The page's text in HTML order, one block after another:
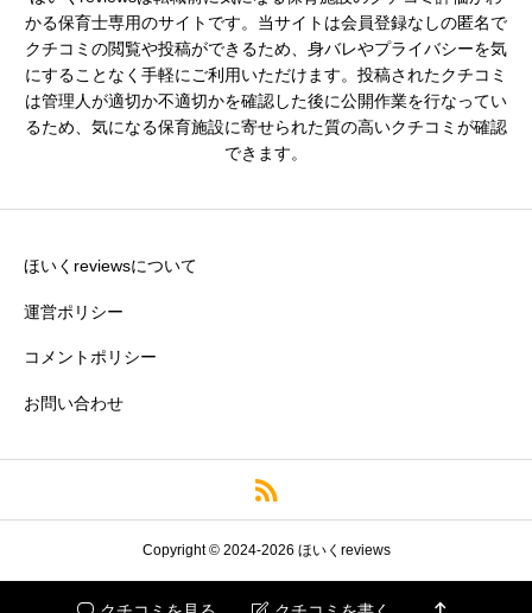
シフトの融通 必須
星の数をお選びください 
残業・持ち帰り仕事の少なさ
クチコミのタイトル
※園の評価がわかりやすいタイトルがおすすめです。
クチコミ内容 必須
かる保育士専用のサイトです。当サイトは会員登録なしの匿名で
クチコミの閲覧や投稿ができるため、身バレやプライバシーを気
にすることなく手軽にご利用いただけます。投稿されたクチコミ
は管理人が適切か不適切かを確認した後に公開作業を行なってい
るため、気になる保育施設に寄せられた質の高いクチコミが確認
できます。
ほいくreviewsについて
運営ポリシー
コメントポリシー
お問い合わせ
Copyright © 2024-2026 ほいくreviews